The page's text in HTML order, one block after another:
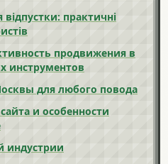
практичні
продвижения в
инструментов
для любого повода
и особенности
индустрии